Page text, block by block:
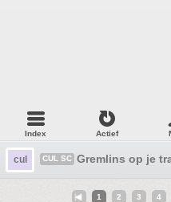
Index Actief
cul CUL SC Gremlins op je
1 2 3 4